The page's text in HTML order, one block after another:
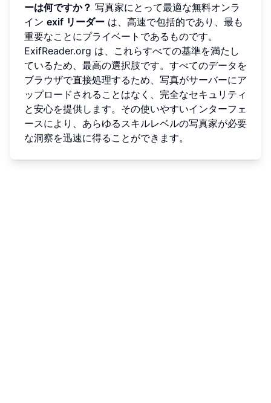
ーは何ですか？ 写真家にとって最適な無料オンラ
イン exif リーダー は、高速で包括的であり、最も
重要なことにプライベートであるものです。
ExifReader.org は、これらすべての基準を満たし
ているため、最高の選択肢です。すべてのデータを
ブラウザで直接処理するため、写真がサーバーにア
ップロードされることはなく、完全なセキュリティ
と安心を提供します。その使いやすいインターフェ
ースにより、あらゆるスキルレベルの写真家が必要
な洞察を迅速に得ることができます。